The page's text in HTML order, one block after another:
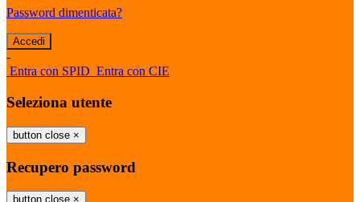
Password dimenticata?
-
Entra con SPID Entra con CIE
Seleziona utente
button close ×
Recupero password
button close ×